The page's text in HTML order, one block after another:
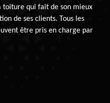
toiture qui fait de son mieux
de ses clients. Tous les
être pris en charge par